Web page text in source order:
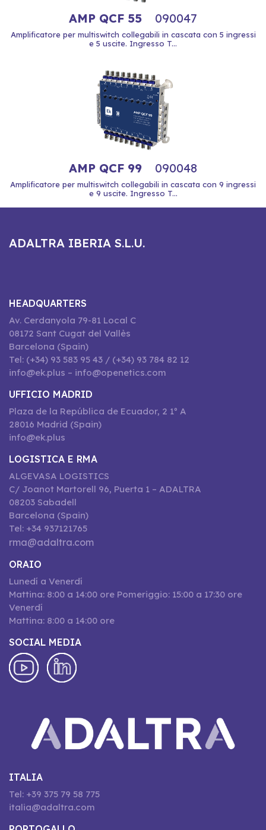
AMP QCF 55 090047
Amplificatore per multiswitch collegabili in cascata con 5 ingressi
e 5 uscite. Ingresso T...
AMP QCF 99 090048
Amplificatore per multiswitch collegabili in cascata con 9 ingressi
e 9 uscite. Ingresso T...
ADALTRA IBERIA S.L.U.
HEADQUARTERS
Av. Cerdanyola 79-81 Local C
08172 Sant Cugat del Vallès
Barcelona (Spain)
Tel: (+34) 93 583 95 43 / (+34) 93 784 82 12
info@ek.plus – info@openetics.com
UFFICIO MADRID
Plaza de la República de Ecuador, 2 1º A
28016 Madrid (Spain)
info@ek.plus
LOGISTICA E RMA
ALGEVASA LOGISTICS
C/ Joanot Martorell 96, Puerta 1 – ADALTRA
08203 Sabadell
Barcelona (Spain)
Tel: +34 937121765
rma@adaltra.com
ORAIO
Lunedí a Venerdí
Mattina: 8:00 a 14:00 ore Pomeriggio: 15:00 a 17:30 ore
Venerdí
Mattina: 8:00 a 14:00 ore
SOCIAL MEDIA
ITALIA
Tel: +39 375 79 58 775
italia@adaltra.com